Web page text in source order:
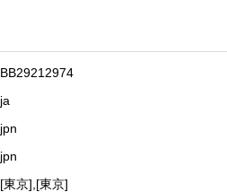
BB29212974
ja
jpn
jpn
[東京],[東京]